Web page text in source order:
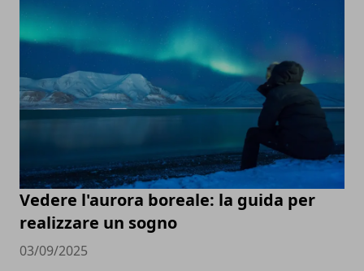
Vedere l'aurora boreale: la guida per
realizzare un sogno
03/09/2025